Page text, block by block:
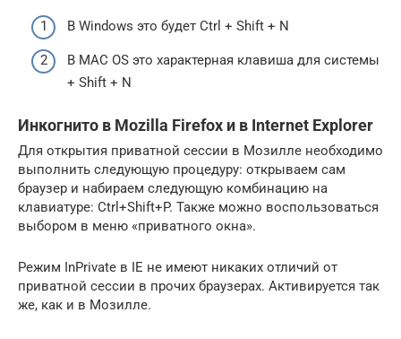
В Windows это будет Ctrl + Shift + N
В МАС OS это характерная клавиша для системы
+ Shift + N
Инкогнито в Mozilla Firefox и в Internet Explorer
Для открытия приватной сессии в Мозилле необходимо
выполнить следующую процедуру: открываем сам
браузер и набираем следующую комбинацию на
клавиатуре: Ctrl+Shift+P. Также можно воспользоваться
выбором в меню «приватного окна».
Режим InPrivate в IE не имеют никаких отличий от
приватной сессии в прочих браузерах. Активируется так
же, как и в Мозилле.